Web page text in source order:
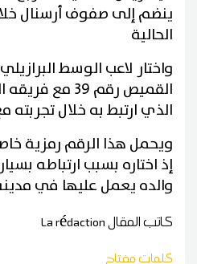
ينضم إلى صفوف أرسنال خلال
الحالية
واختار لاعب الوسط
القميص رقم 39
الذي ارتبط به خلال تجربته
ويحمل هذا الرقم رمزية
إذ اختاره بسبب ارتباطه
والده يعمل عليها في
كاتب المقالLa rédaction
كلمات مفتاح